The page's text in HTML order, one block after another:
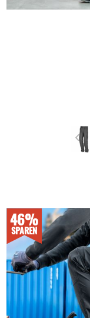
46%
SPAREN